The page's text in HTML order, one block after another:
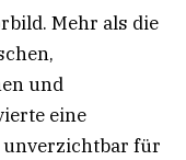
Mehr als die
und
eine
für